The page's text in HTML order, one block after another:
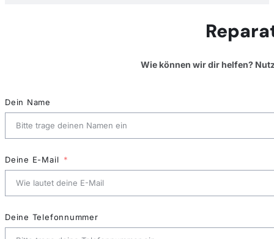
Wie können wir dir helfen?
Dein Name
Deine E-Mail
Deine Telefonnummer